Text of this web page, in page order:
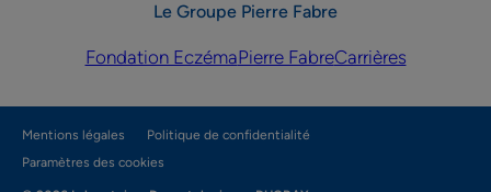
Le Groupe Pierre Fabre
Fondation EczémaPierre FabreCarrières
Mentions légales
Politique de confidentialité
Paramètres des cookies